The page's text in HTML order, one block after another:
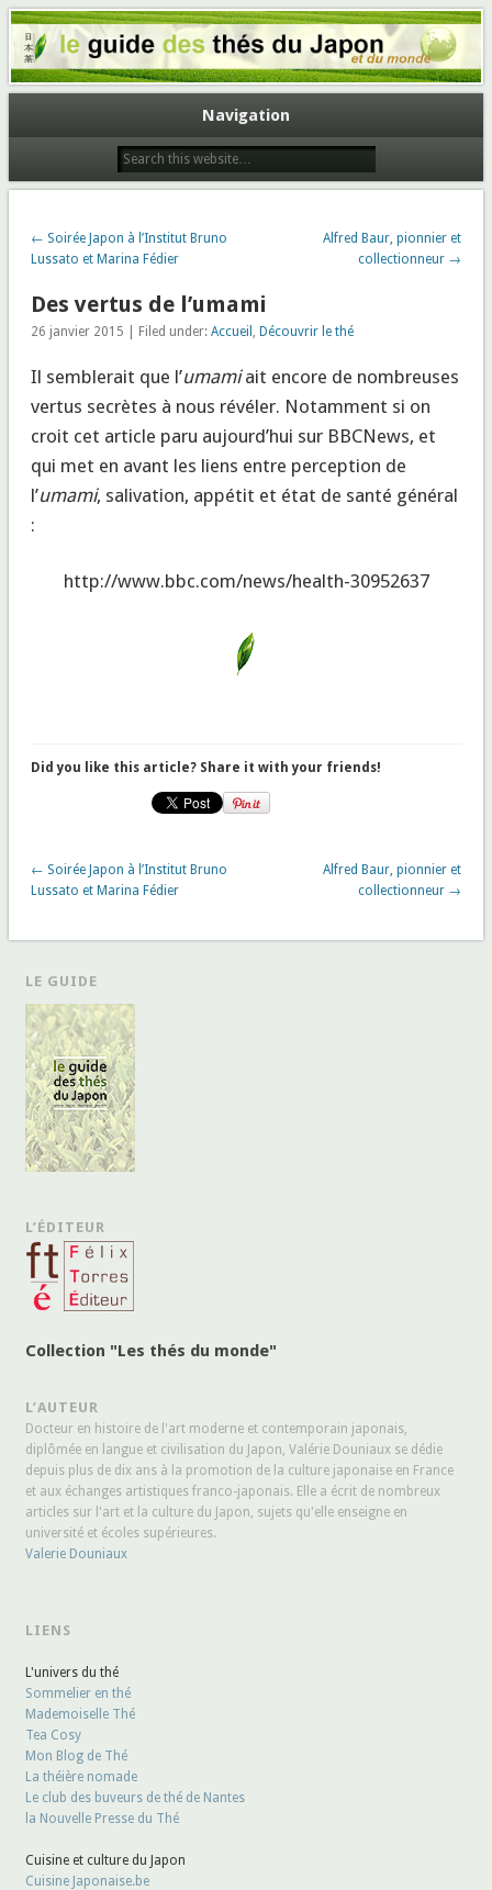
Le guide des thés du Japon et du
monde
Navigation
← Soirée Japon à l’Institut Bruno
Lussato et Marina Fédier
Alfred Baur, pionnier et
collectionneur →
Des vertus de l’umami
26 janvier 2015 | Filed under: Accueil Découvrir le thé
Il semblerait que l’umamiait encore de nombreuses
vertus secrètes à nous révéler. Notamment si on
croit cet article paru aujourd’hui sur BBCNews, et
qui met en avant les liens entre perception de
l’umami, salivation, appétit et état de santé général
:
http://www.bbc.com/news/health-30952637
Did you like this article? Share it with your friends!
← Soirée Japon à l’Institut Bruno
Lussato et Marina Fédier
Alfred Baur, pionnier et
collectionneur →
LE GUIDE
L’ÉDITEUR
Collection "Les thés du monde"
L’AUTEUR
Docteur en histoire de l'art moderne et contemporain japonais,
diplômée en langue et civilisation du Japon, Valérie Douniaux se dédie
depuis plus de dix ans à la promotion de la culture japonaise en France
et aux échanges artistiques franco-japonais. Elle a écrit de nombreux
articles sur l'art et la culture du Japon, sujets qu'elle enseigne en
université et écoles supérieures.
Valerie Douniaux
LIENS
L'univers du thé
Sommelier en thé
Mademoiselle Thé
Tea Cosy
Mon Blog de Thé
La théière nomade
Le club des buveurs de thé de Nantes
la Nouvelle Presse du Thé
Cuisine et culture du Japon
Cuisine Japonaise.be